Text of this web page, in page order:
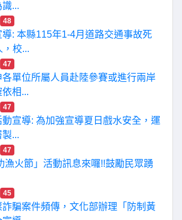
...
48
導: 本縣115年1-4月道路交通事故死
校...
47
單位所屬人員赴陸參賽或進行兩岸
相...
47
宣導: 為加強宣導夏日戲水安全，運
...
47
漁火節」活動訊息來囉!!鼓勵民眾踴
45
騙案件頻傳，文化部辦理「防制黃